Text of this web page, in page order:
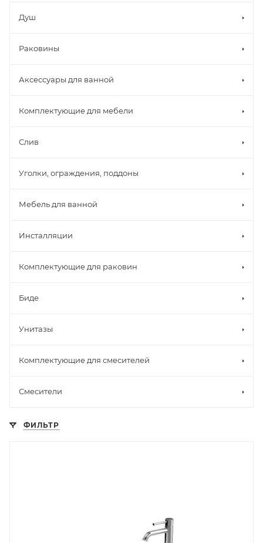
Душ
Раковины
Аксессуары для ванной
Комплектующие для мебели
Слив
Уголки, ограждения, поддоны
Мебель для ванной
Инсталляции
Комплектующие для раковин
Биде
Унитазы
Комплектующие для смесителей
Смесители
ФИЛЬТР